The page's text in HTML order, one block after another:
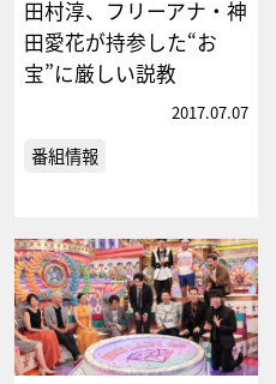
田村淳、フリーアナ・神
田愛花が持参した“お
宝”に厳しい説教
2017.07.07
番組情報